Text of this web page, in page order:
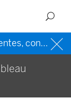
Para obter as informações mais recentes, consulte a